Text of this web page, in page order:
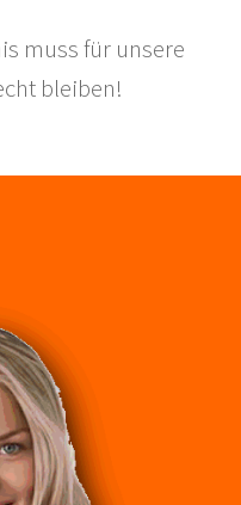
muss für unsere
bleiben!